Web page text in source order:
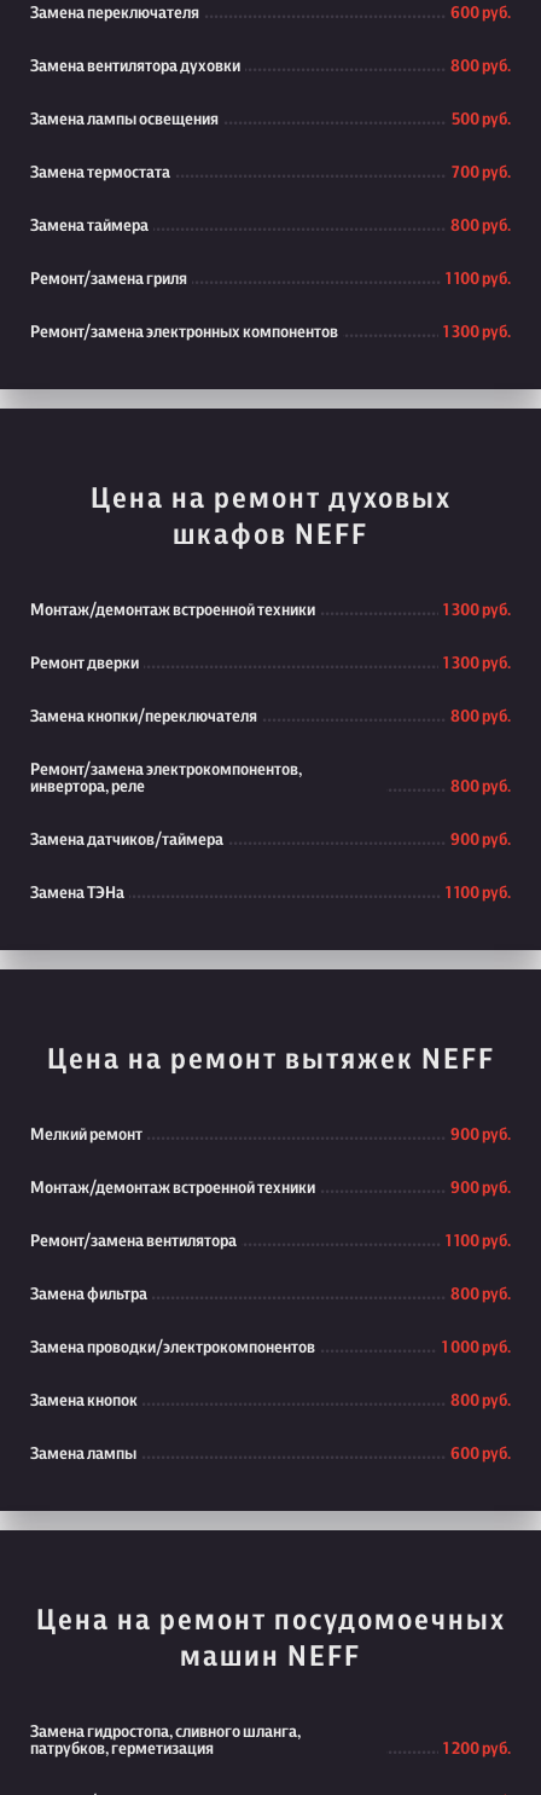
Замена переключателя 600 руб.
Замена вентилятора духовки 800 руб.
Замена лампы освещения 500 руб.
Замена термостата 700 руб.
Замена таймера 800 руб.
Ремонт/замена гриля 1 100 руб.
Ремонт/замена электронных компонентов 1 300 руб.
Цена на ремонт духовых
шкафов NEFF
Монтаж/демонтаж встроенной техники 1 300 руб.
Ремонт дверки 1 300 руб.
Замена кнопки/переключателя 800 руб.
Ремонт/замена электрокомпонентов,
инвертора, реле
800 руб.
Замена датчиков/таймера 900 руб.
Замена ТЭНа 1 100 руб.
Цена на ремонт вытяжек NEFF
Мелкий ремонт 900 руб.
Монтаж/демонтаж встроенной техники 900 руб.
Ремонт/замена вентилятора 1 100 руб.
Замена фильтра 800 руб.
Замена проводки/электрокомпонентов 1 000 руб.
Замена кнопок 800 руб.
Замена лампы 600 руб.
Цена на ремонт посудомоечных
машин NEFF
Замена гидростопа, сливного шланга,
патрубков, герметизация
1 200 руб.